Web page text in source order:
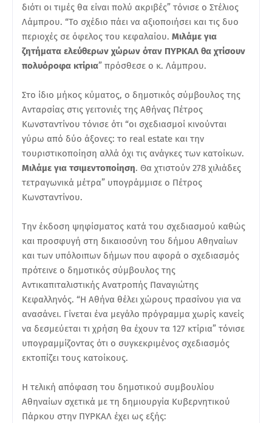
διότι οι τιμές θα είναι πολύ ακριβές” τόνισε ο Στέλιος
Λάμπρου. “Το σχέδιο πάει να αξιοποιήσει και τις δυο
περιοχές σε όφελος του κεφαλαίου. Μιλάμε για
ζητήματα ελεύθερων χώρων όταν ΠΥΡΚΑΛ θα χτίσουν
πολυόροφα κτίρια” πρόσθεσε ο κ. Λάμπρου.
Στο ίδιο μήκος κύματος, ο δημοτικός σύμβουλος της
Ανταρσίας στις γειτονιές της Αθήνας Πέτρος
Κωνσταντίνου τόνισε ότι “οι σχεδιασμοί κινούνται
γύρω από δύο άξονες: το real estate και την
τουριστικοποίηση αλλά όχι τις ανάγκες των κατοίκων.
Μιλάμε για τσιμεντοποίηση. Θα χτιστούν 278 χιλιάδες
τετραγωνικά μέτρα” υπογράμμισε ο Πέτρος
Κωνσταντίνου.
Την έκδοση ψηφίσματος κατά του σχεδιασμού καθώς
και προσφυγή στη δικαιοσύνη του δήμου Αθηναίων
και των υπόλοιπων δήμων που αφορά ο σχεδιασμός
πρότεινε ο δημοτικός σύμβουλος της
Αντικαπιταλιστικής Ανατροπής Παναγιώτης
Κεφαλληνός. “Η Αθήνα θέλει χώρους πρασίνου για να
ανασάνει. Γίνεται ένα μεγάλο πρόγραμμα χωρίς κανείς
να δεσμεύεται τι χρήση θα έχουν τα 127 κτίρια” τόνισε
υπογραμμίζοντας ότι ο συγκεκριμένος σχεδιασμός
εκτοπίζει τους κατοίκους.
Η τελική απόφαση του δημοτικού συμβουλίου
Αθηναίων σχετικά με τη δημιουργία Κυβερνητικού
Πάρκου στην ΠΥΡΚΑΛ έχει ως εξής: